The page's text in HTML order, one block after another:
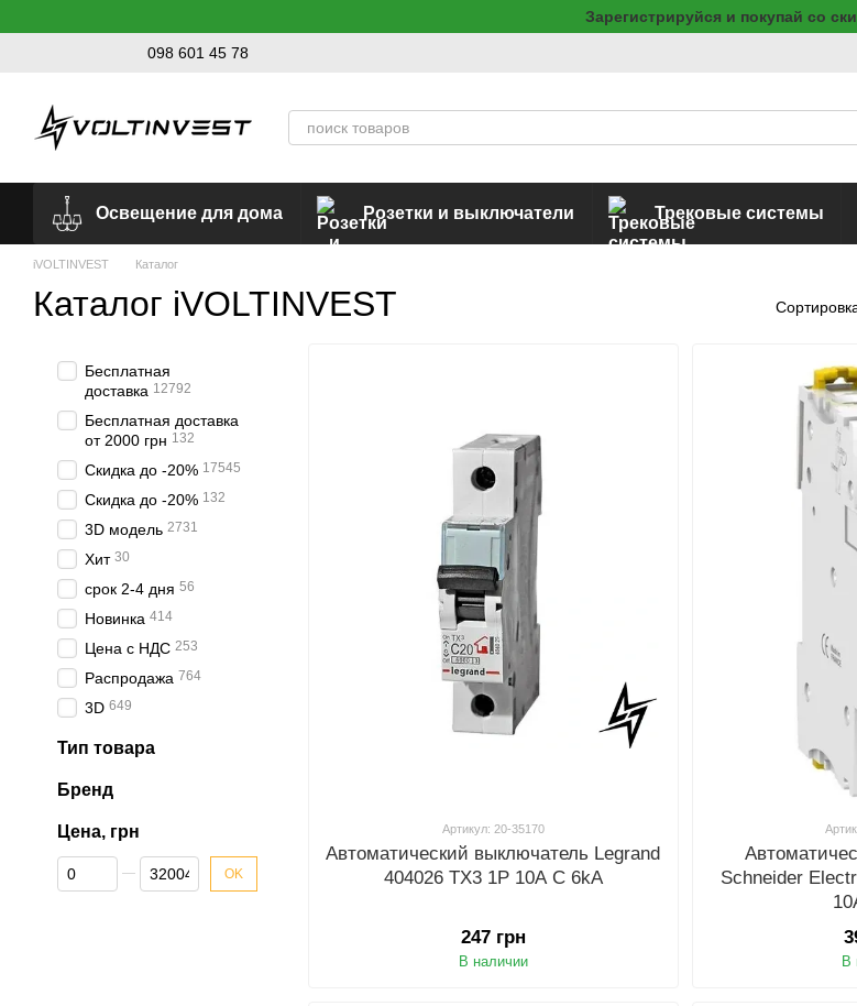
Зарегистрируйся и покупай со
098 601 45 78
Освещение для дома Розетки и выключатели Трековые системы
iVOLTINVEST Каталог
Каталог iVOLTINVEST
Артикул: 20-35170
Автоматический выключатель Legrand
404026 TX3 1P 10A C 6kA
247 грн
В наличии
Schneider
В
Бесплатная
доставка 12792
Бесплатная доставка
от 2000 грн 132
Скидка до -20% 17545
Скидка до -20% 132
3D модель 2731
Хит 30
срок 2-4 дня 56
Новинка 414
Цена с НДС 253
Распродажа 764
3D 649
Тип товара
Бренд
Цена, грн
От Цена, грн
До Цена, грн OK